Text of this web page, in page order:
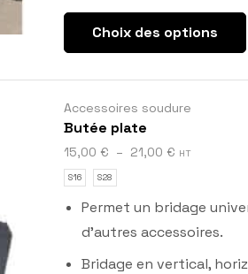
Choix des options
Accessoires soudure
Butée plate
15,00 € – 21,00 € HT
S16 S28
Permet un bridage
d’autres accessoires.
Bridage en vertical,